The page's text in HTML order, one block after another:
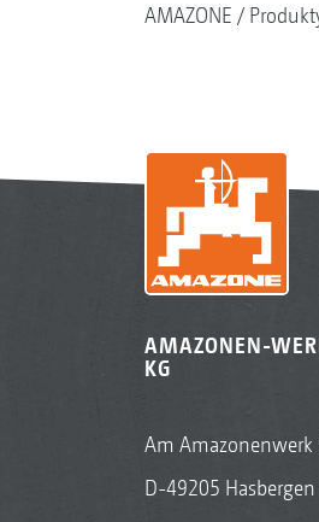
AMAZONE
AMAZONEN-
KG
Am Amazonenwerk
D-49205